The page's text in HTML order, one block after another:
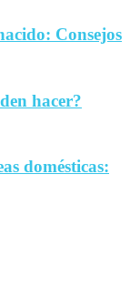
Consejos
hacer?
domésticas: